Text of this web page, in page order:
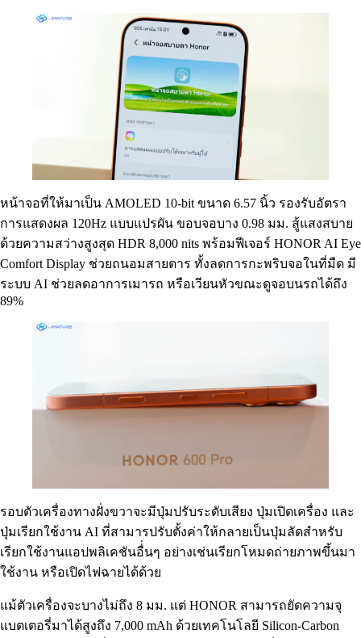
หน้าจอที่ให้มาเป็น AMOLED 10-bit ขนาด 6.57 นิ้ว รองรับอัตรา
การแสดงผล 120Hz แบบแปรผัน ขอบจอบาง 0.98 มม. สู้แสงสบาย
ด้วยความสว่างสูงสุด HDR 8,000 nits พร้อมฟีเจอร์ HONOR AI Eye
Comfort Display ช่วยถนอมสายตาร ทั้งลดการกะพริบจอในที่มืด มี
ระบบ AI ช่วยลดอาการเมารถ หรือเวียนหัวขณะดูจอบนรถได้ถึง
89%
รอบตัวเครื่องทางฝั่งขวาจะมีปุ่มปรับระดับเสียง ปุ่มเปิดเครื่อง และ
ปุ่มเรียกใช้งาน AI ที่สามารปรับตั้งค่าให้กลายเป็นปุ่มลัดสำหรับ
เรียกใช้งานแอปพลิเคชันอื่่นๆ อย่างเช่นเรียกโหมดถ่ายภาพขึ้นมา
ใช้งาน หรือเปิดไฟฉายได้ด้วย
แม้ตัวเครื่องจะบางไม่ถึง 8 มม. แต่ HONOR สามารถยัดความจุ
แบตเตอรี่มาได้สูงถึง 7,000 mAh ด้วยเทคโนโลยี Silicon-Carbon